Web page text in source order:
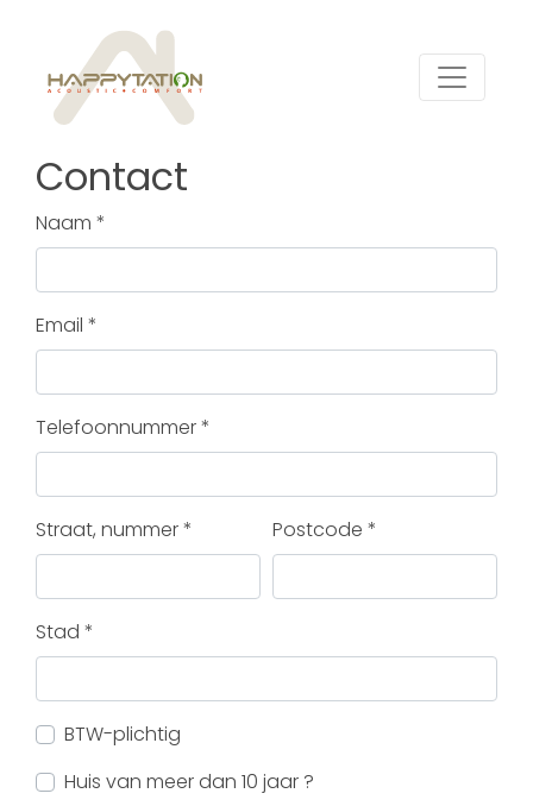
Contact
Naam *
Email *
Telefoonnummer *
Straat, nummer * Postcode *
Stad *
BTW-plichtig
Huis van meer dan 10 jaar ?